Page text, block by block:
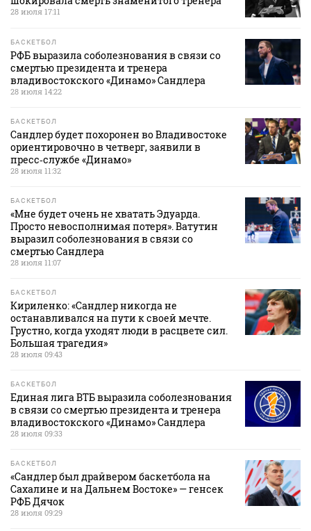
28 июля 17:11
БАСКЕТБОЛ
РФБ выразила соболезнования в связи со
смертью президента и тренера
владивостокского «Динамо» Сандлера
28 июля 14:22
БАСКЕТБОЛ
Сандлер будет похоронен во Владивостоке
ориентировочно в четверг, заявили в
пресс‑службе «Динамо»
28 июля 11:32
БАСКЕТБОЛ
«Мне будет очень не хватать Эдуарда.
Просто невосполнимая потеря». Ватутин
выразил соболезнования в связи со
смертью Сандлера
28 июля 11:07
БАСКЕТБОЛ
Кириленко: «Сандлер никогда не
останавливался на пути к своей мечте.
Грустно, когда уходят люди в расцвете сил.
Большая трагедия»
28 июля 09:43
БАСКЕТБОЛ
Единая лига ВТБ выразила соболезнования
в связи со смертью президента и тренера
владивостокского «Динамо» Сандлера
28 июля 09:33
БАСКЕТБОЛ
«Сандлер был драйвером баскетбола на
Сахалине и на Дальнем Востоке» — генсек
РФБ Дячок
28 июля 09:29